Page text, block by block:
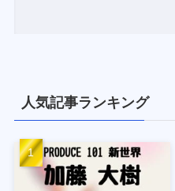
人気記事ランキング